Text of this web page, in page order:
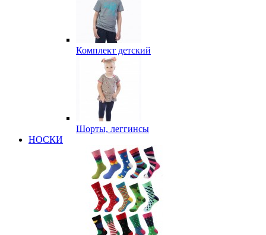
Комплект детский
Шорты, леггинсы
НОСКИ